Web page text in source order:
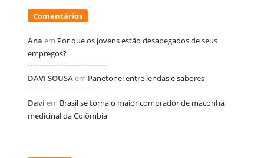
Comentários
Ana em Por que os jovens estão desapegados de seus
empregos?
DAVI SOUSAem Panetone: entre lendas e sabores
Davi em Brasil se torna o maior comprador de maconha
medicinal da Colômbia